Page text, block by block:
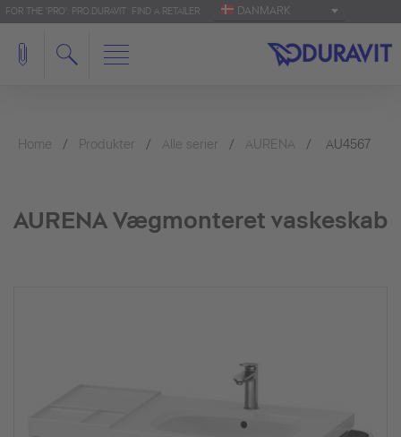
FOR THE 'PRO': PRO.DURAVIT FIND A RETAILER DANMARK
Home Produkter Alle serier AURENA AU4567
AURENA Vægmonteret vaskeskab